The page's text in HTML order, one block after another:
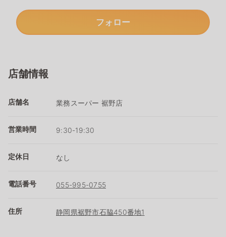
フォロー
店舗情報
店舗名 業務スーパー 裾野店
営業時間 9:30-19:30
定休日 なし
電話番号 055-995-0755
住所 静岡県裾野市石脇450番地1